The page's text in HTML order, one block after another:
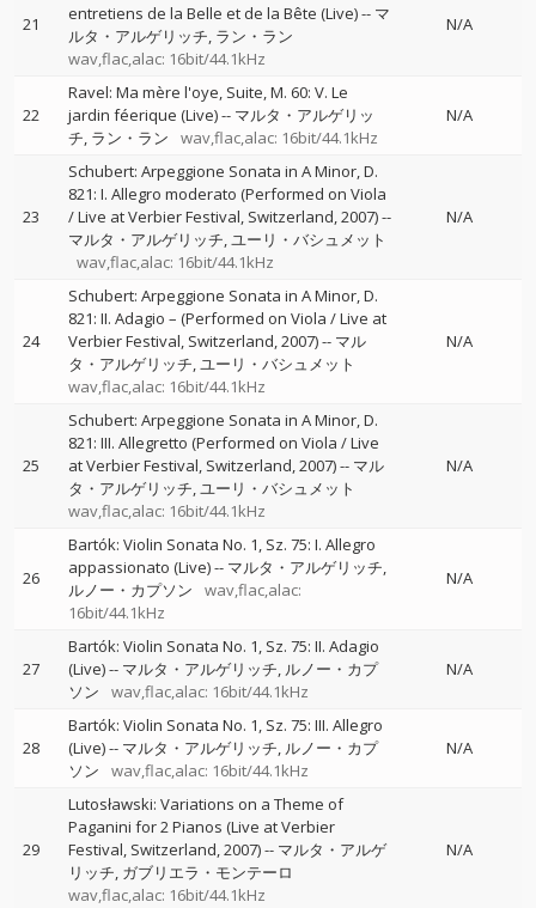
21
entretiens de la Belle et de la Bête (Live)-- マ
ルタ・アルゲリッチ ラン・ラン
wav,flac,alac: 16bit/44.1kHz
N/A
22
Ravel: Ma mère l'oye, Suite, M. 60: V. Le
jardin féerique (Live)-- マルタ・アルゲリッ
チ ラン・ラン wav,flac,alac: 16bit/44.1kHz
N/A
23
Schubert: Arpeggione Sonata in A Minor, D.
821: I. Allegro moderato (Performed on Viola
/ Live at Verbier Festival, Switzerland, 2007)--
マルタ・アルゲリッチ ユーリ・バシュメット
wav,flac,alac: 16bit/44.1kHz
N/A
24
Schubert: Arpeggione Sonata in A Minor, D.
821: II. Adagio – (Performed on Viola / Live at
Verbier Festival, Switzerland, 2007)-- マル
タ・アルゲリッチ ユーリ・バシュメット
wav,flac,alac: 16bit/44.1kHz
N/A
25
Schubert: Arpeggione Sonata in A Minor, D.
821: III. Allegretto (Performed on Viola / Live
at Verbier Festival, Switzerland, 2007)-- マル
タ・アルゲリッチ ユーリ・バシュメット
wav,flac,alac: 16bit/44.1kHz
N/A
26
Bartók: Violin Sonata No. 1, Sz. 75: I. Allegro
appassionato (Live)-- マルタ・アルゲリッチ
ルノー・カプソン
wav,flac,alac:
16bit/44.1kHz
N/A
27
Bartók: Violin Sonata No. 1, Sz. 75: II. Adagio
(Live)-- マルタ・アルゲリッチ ルノー・カプ
ソン
wav,flac,alac: 16bit/44.1kHz
N/A
28
Bartók: Violin Sonata No. 1, Sz. 75: III. Allegro
(Live)-- マルタ・アルゲリッチ ルノー・カプ
ソン
wav,flac,alac: 16bit/44.1kHz
N/A
29
Lutosławski: Variations on a Theme of
Paganini for 2 Pianos (Live at Verbier
Festival, Switzerland, 2007)-- マルタ・アルゲ
リッチ ガブリエラ・モンテーロ
wav,flac,alac: 16bit/44.1kHz
N/A